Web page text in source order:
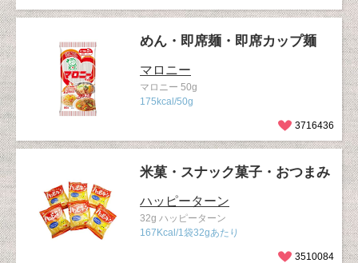
めん・即席麺・即席カップ麺
マロニー
マロニー 50g
175kcal/50g
3716436
米菓・スナック菓子・おつまみ
ハッピーターン
32g ハッピーターン
167Kcal/1袋32gあたり
3510084